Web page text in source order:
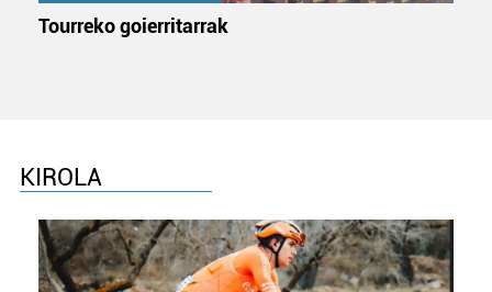
Tourreko goierritarrak
KIROLA